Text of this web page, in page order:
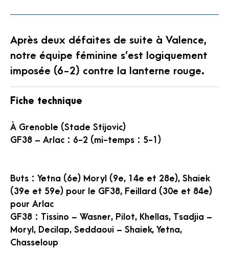
Après deux défaites de suite à Valence,
notre équipe féminine s’est logiquement
imposée (6-2) contre la lanterne rouge.
Fiche technique
À Grenoble (Stade Stijovic)
GF38 – Arlac : 6-2 (mi-temps : 5-1)
Buts : Yetna (6e) Moryl (9e, 14e et 28e), Shaiek
(39e et 59e) pour le GF38, Feillard (30e et 84e)
pour Arlac
GF38 : Tissino – Wasner, Pilot, Khellas, Tsadjia –
Moryl, Decilap, Seddaoui – Shaiek, Yetna,
Chasseloup